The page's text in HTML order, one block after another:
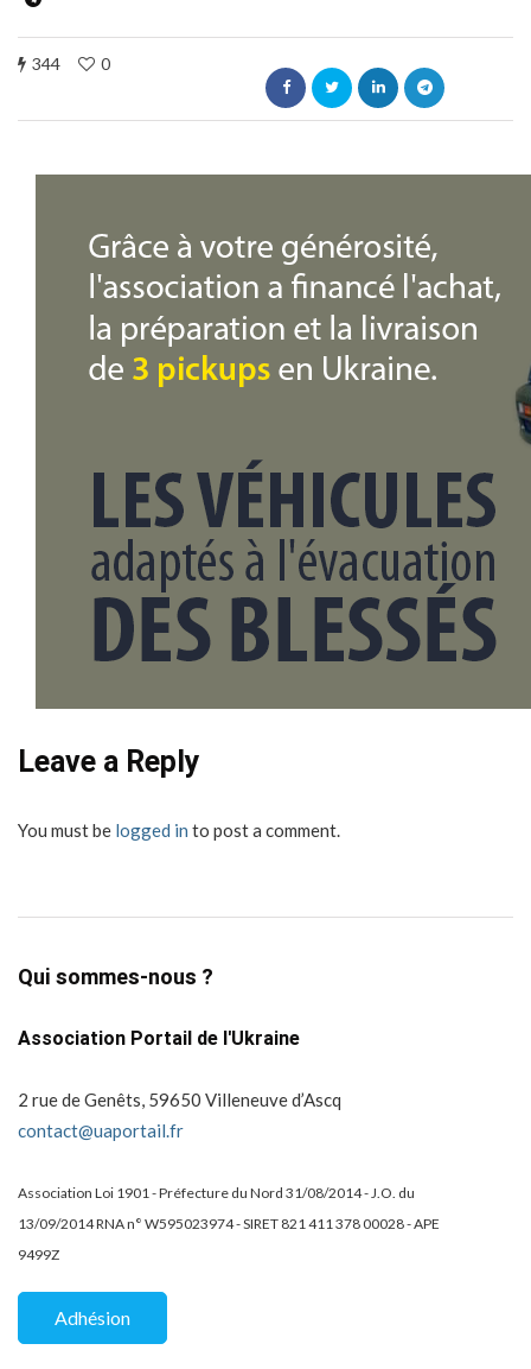
344 0
Leave a Reply
You must be logged in to post a comment.
Qui sommes-nous ?
Association Portail de l'Ukraine
2 rue de Genêts, 59650 Villeneuve d’Ascq
contact@uaportail.fr
Association Loi 1901 - Préfecture du Nord 31/08/2014 - J.O. du
13/09/2014 RNA n° W595023974 - SIRET 821 411 378 00028 - APE
9499Z
Adhésion